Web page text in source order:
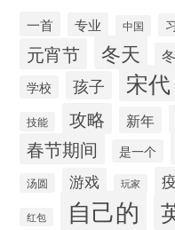
一首 专业 中国
元宵节 冬天
学校
孩子 宋代
技能 攻略 新年
春节期间 是一个
汤圆 游戏 玩家
红包 自己的